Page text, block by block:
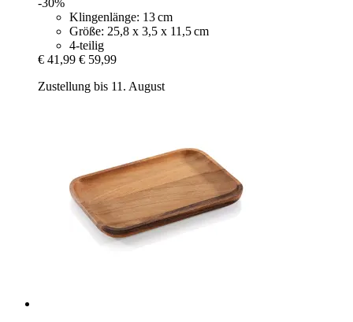
-30%
Klingenlänge: 13 cm
Größe: 25,8 x 3,5 x 11,5 cm
4-teilig
€ 41,99 € 59,99
Zustellung bis 11. August